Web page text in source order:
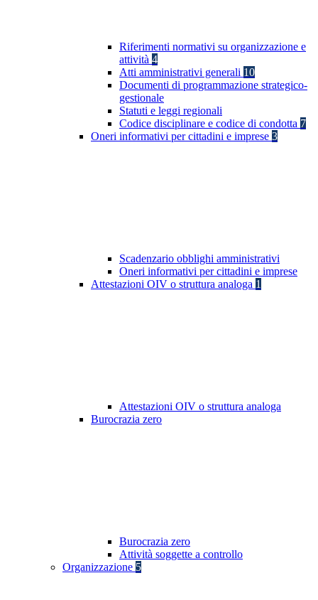
Riferimenti normativi su organizzazione e
attività 4
Atti amministrativi generali 10
Documenti di programmazione strategico-
gestionale
Statuti e leggi regionali
Codice disciplinare e codice di condotta 7
Oneri informativi per cittadini e imprese 3
Scadenzario obblighi amministrativi
Oneri informativi per cittadini e imprese
Attestazioni OIV o struttura analoga 1
Attestazioni OIV o struttura analoga
Burocrazia zero
Burocrazia zero
Attività soggette a controllo
Organizzazione 5